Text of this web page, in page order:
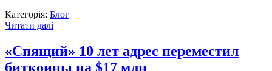
Категорія: Блог
Читати далі
«Спящий» 10 лет адрес переместил
биткоины на $17 млн